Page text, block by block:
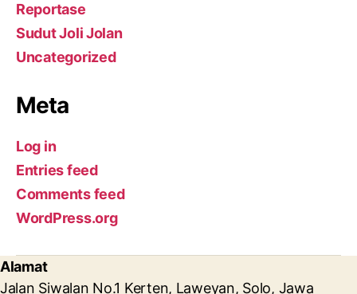
Reportase
Sudut Joli Jolan
Uncategorized
Meta
Log in
Entries feed
Comments feed
WordPress.org
Alamat
Jalan Siwalan No.1 Kerten, Laweyan, Solo, Jawa